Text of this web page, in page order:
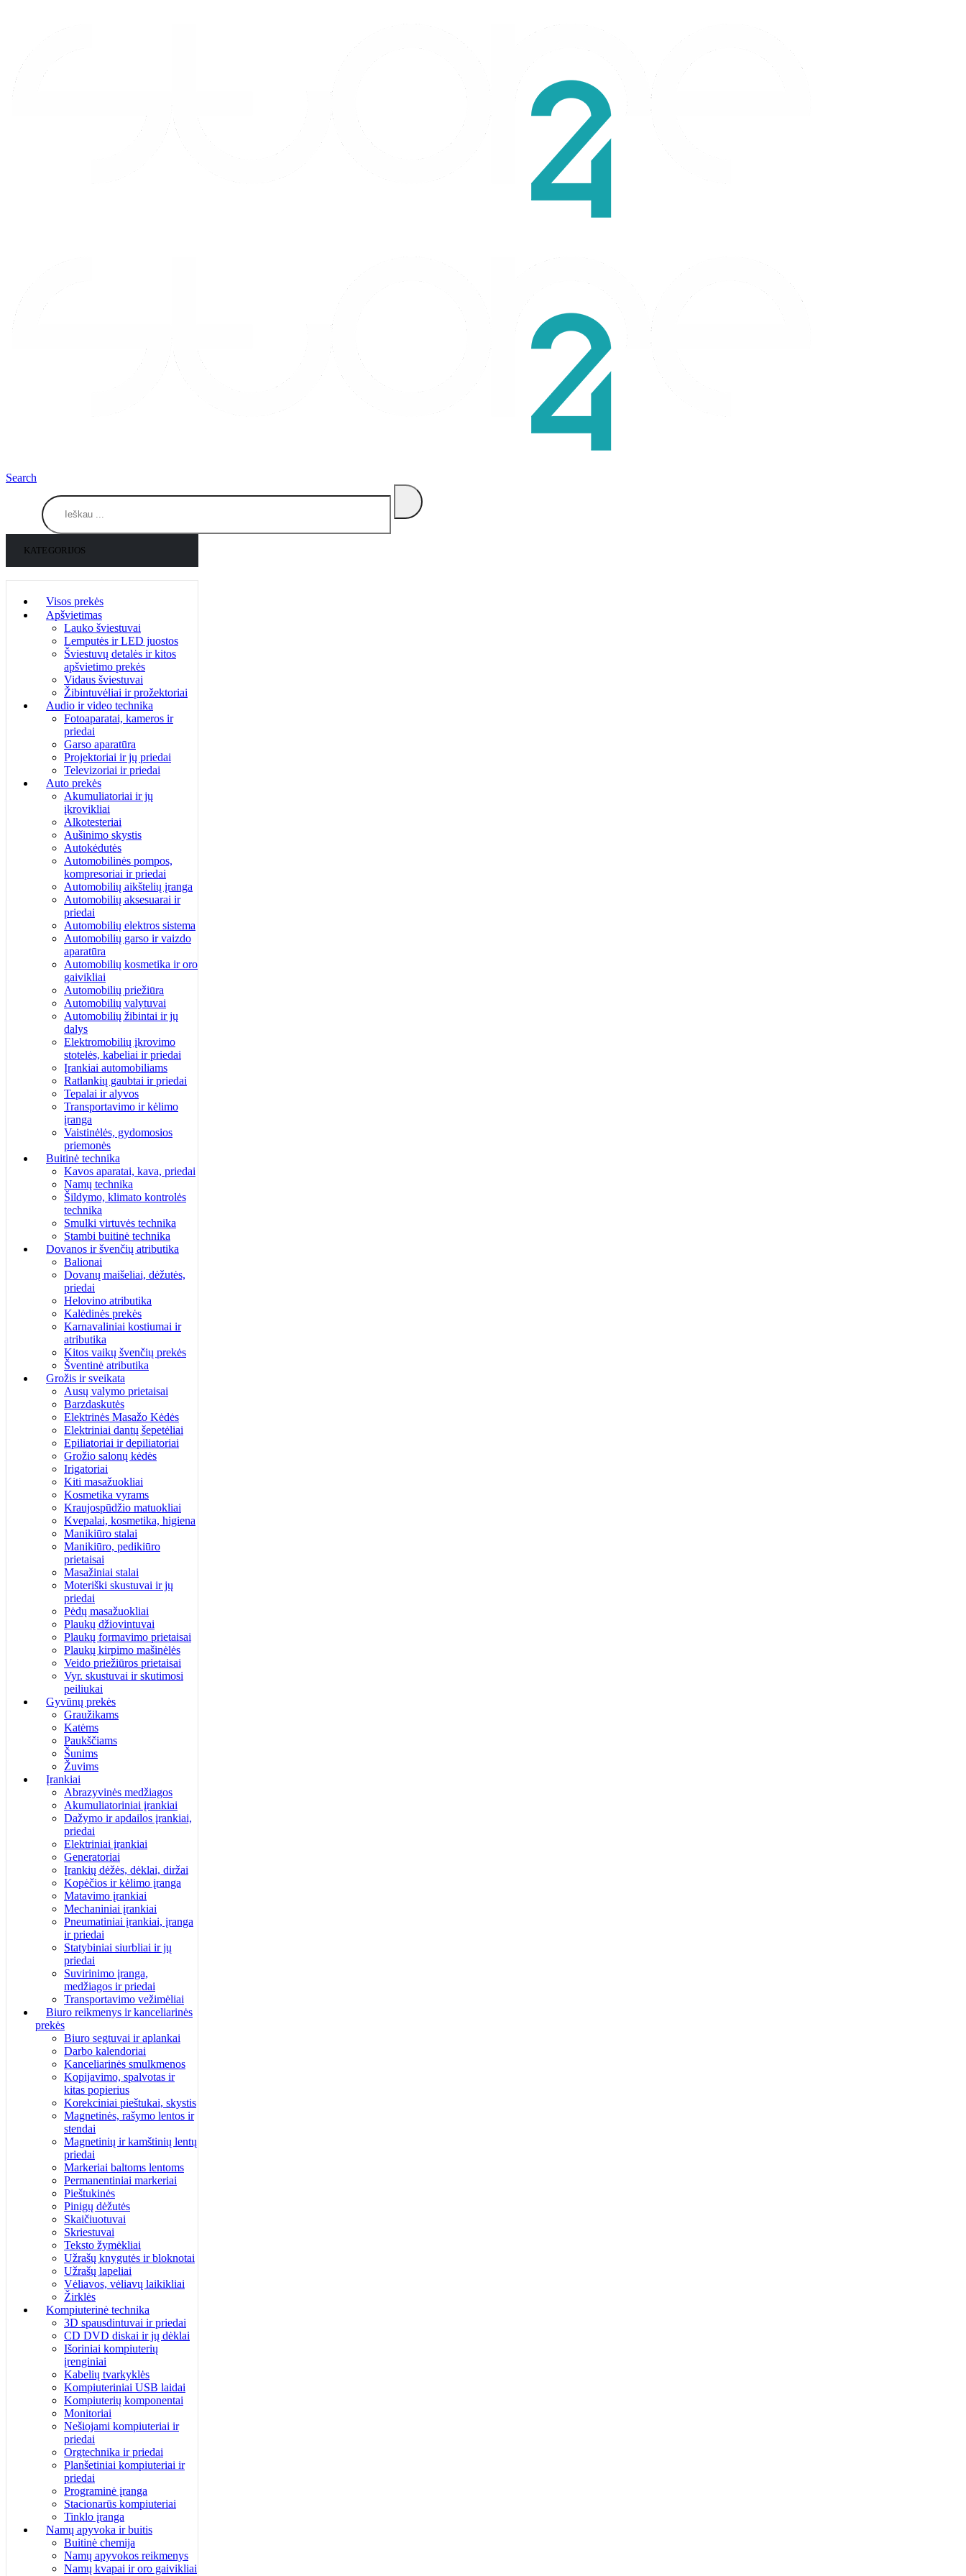
Search
KATEGORIJOS
Visos prekės
Apšvietimas
Lauko šviestuvai
Lemputės ir LED juostos
Šviestuvų detalės ir kitos
apšvietimo prekės
Vidaus šviestuvai
Žibintuvėliai ir prožektoriai
Audio ir video technika
Fotoaparatai, kameros ir
priedai
Garso aparatūra
Projektoriai ir jų priedai
Televizoriai ir priedai
Auto prekės
Akumuliatoriai ir jų
įkrovikliai
Alkotesteriai
Aušinimo skystis
Autokėdutės
Automobilinės pompos,
kompresoriai ir priedai
Automobilių aikštelių įranga
Automobilių aksesuarai ir
priedai
Automobilių elektros sistema
Automobilių garso ir vaizdo
aparatūra
Automobilių kosmetika ir oro
gaivikliai
Automobilių priežiūra
Automobilių valytuvai
Automobilių žibintai ir jų
dalys
Elektromobilių įkrovimo
stotelės, kabeliai ir priedai
Įrankiai automobiliams
Ratlankių gaubtai ir priedai
Tepalai ir alyvos
Transportavimo ir kėlimo
įranga
Vaistinėlės, gydomosios
priemonės
Buitinė technika
Kavos aparatai, kava, priedai
Namų technika
Šildymo, klimato kontrolės
technika
Smulki virtuvės technika
Stambi buitinė technika
Dovanos ir švenčių atributika
Balionai
Dovanų maišeliai, dėžutės,
priedai
Helovino atributika
Kalėdinės prekės
Karnavaliniai kostiumai ir
atributika
Kitos vaikų švenčių prekės
Šventinė atributika
Grožis ir sveikata
Ausų valymo prietaisai
Barzdaskutės
Elektrinės Masažo Kėdės
Elektriniai dantų šepetėliai
Epiliatoriai ir depiliatoriai
Grožio salonų kėdės
Irigatoriai
Kiti masažuokliai
Kosmetika vyrams
Kraujospūdžio matuokliai
Kvepalai, kosmetika, higiena
Manikiūro stalai
Manikiūro, pedikiūro
prietaisai
Masažiniai stalai
Moteriški skustuvai ir jų
priedai
Pėdų masažuokliai
Plaukų džiovintuvai
Plaukų formavimo prietaisai
Plaukų kirpimo mašinėlės
Veido priežiūros prietaisai
Vyr. skustuvai ir skutimosi
peiliukai
Gyvūnų prekės
Graužikams
Katėms
Paukščiams
Šunims
Žuvims
Įrankiai
Abrazyvinės medžiagos
Akumuliatoriniai įrankiai
Dažymo ir apdailos įrankiai,
priedai
Elektriniai įrankiai
Generatoriai
Įrankių dėžės, dėklai, diržai
Kopėčios ir kėlimo įranga
Matavimo įrankiai
Mechaniniai įrankiai
Pneumatiniai įrankiai, įranga
ir priedai
Statybiniai siurbliai ir jų
priedai
Suvirinimo įranga,
medžiagos ir priedai
Transportavimo vežimėliai
Biuro reikmenys ir kanceliarinės
prekės
Biuro segtuvai ir aplankai
Darbo kalendoriai
Kanceliarinės smulkmenos
Kopijavimo, spalvotas ir
kitas popierius
Korekciniai pieštukai, skystis
Magnetinės, rašymo lentos ir
stendai
Magnetinių ir kamštinių lentų
priedai
Markeriai baltoms lentoms
Permanentiniai markeriai
Pieštukinės
Pinigų dėžutės
Skaičiuotuvai
Skriestuvai
Teksto žymėkliai
Užrašų knygutės ir bloknotai
Užrašų lapeliai
Vėliavos, vėliavų laikikliai
Žirklės
Kompiuterinė technika
3D spausdintuvai ir priedai
CD DVD diskai ir jų dėklai
Išoriniai kompiuterių
įrenginiai
Kabelių tvarkyklės
Kompiuteriniai USB laidai
Kompiuterių komponentai
Monitoriai
Nešiojami kompiuteriai ir
priedai
Orgtechnika ir priedai
Planšetiniai kompiuteriai ir
priedai
Programinė įranga
Stacionarūs kompiuteriai
Tinklo įranga
Namų apyvoka ir buitis
Buitinė chemija
Namų apyvokos reikmenys
Namų kvapai ir oro gaivikliai